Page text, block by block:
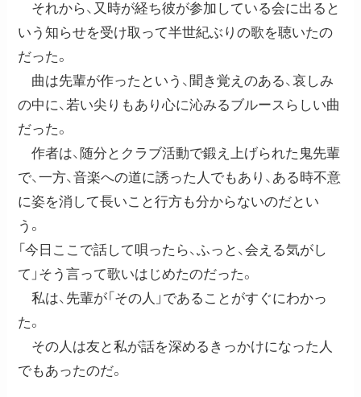
それから、又時が経ち彼が参加している会に出ると
いう知らせを受け取って半世紀ぶりの歌を聴いたの
だった。
曲は先輩が作ったという、聞き覚えのある、哀しみ
の中に、若い尖りもあり心に沁みるブルースらしい曲
だった。
作者は、随分とクラブ活動で鍛え上げられた鬼先輩
で、一方、音楽への道に誘った人でもあり、ある時不意
に姿を消して長いこと行方も分からないのだとい
う。
「今日ここで話して唄ったら、ふっと、会える気がし
て」そう言って歌いはじめたのだった。
私は、先輩が「その人」であることがすぐにわかっ
た。
その人は友と私が話を深めるきっかけになった人
でもあったのだ。